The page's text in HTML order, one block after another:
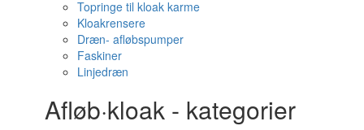
Topringe til kloak karme
Kloakrensere
Dræn- afløbspumper
Faskiner
Linjedræn
Afløb·kloak - kategorier